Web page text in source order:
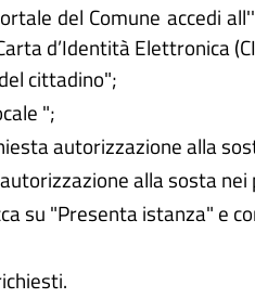
del Comune accedi
d’Identità Elettronica
cittadino";
";
autorizzazione alla
alla sosta
su "Presenta istanza" e